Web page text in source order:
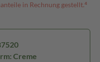
in Rechnung gestellt.⁴
Creme